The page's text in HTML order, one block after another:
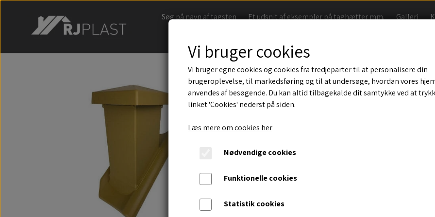
Søg på navn af tagsten Et udsnit af eksempler på taghætter mm. Galleri
Dantegl Gammel Dansk
35, Gul
1.390,00 kr.
Taghætte på én sten med 15x15cm lodret rør. Isoleret og
Taghætte vist til 45 graders tag i gul.
Vores mest brugte farver i NCS farvekoder
Vi bruger cookies
Vi bruger egne cookies og cookies fra tredjeparter til at personalisere din
brugeroplevelse, til markedsføring og til at undersøge, hvordan vores
anvendes af besøgende. Du kan altid tilbagekalde dit samtykke ved at
linket 'Cookies' nederst på siden.
Læs mere om cookies her
Nødvendige cookies
Funktionelle cookies
Statistik cookies